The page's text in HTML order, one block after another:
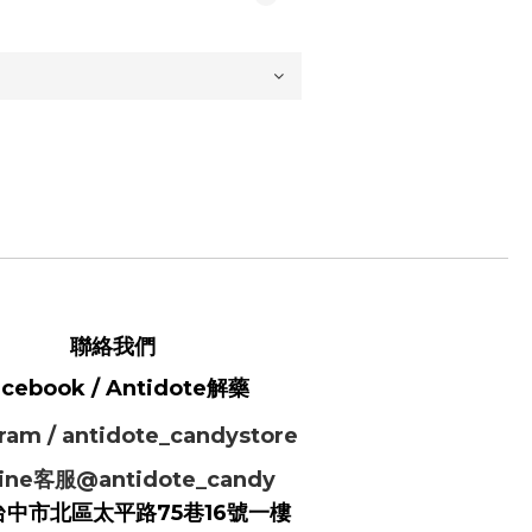
聯絡我們
/ Antidote解藥
/ antidote_candystore
客服@antidote_candy
市北區太平路75巷16號一樓